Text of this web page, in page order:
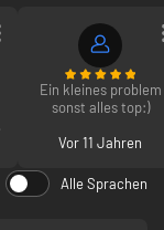
Ein kleines problem
sonst alles top:)
Vor 11 Jahren
Alle Sprachen